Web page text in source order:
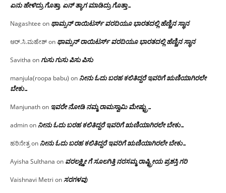
ಏನು ಹೇಳಿದ್ರು ಗೊತ್ತಾ, ಏನ್ ತ್ಯಾಗ ಮಾಡಿದ್ರು ಗೊತ್ತಾ…
Nagashtee on ಥಾಮ್ಸನ್ ರಾಯಿಟರ್ಸ್ ವರದಿಯೂ ಭಾರತದಲ್ಲಿ ಹೆಣ್ಣಿನ ಸ್ಥಾನ‌
ಆರ್.ಸಿ.ಮಹೇಶ್on ಥಾಮ್ಸನ್ ರಾಯಿಟರ್ಸ್ ವರದಿಯೂ ಭಾರತದಲ್ಲಿ ಹೆಣ್ಣಿನ ಸ್ಥಾನ‌
Savitha onಗುಸು ಗುಸು ಪಿಸು ಪಿಸು
manjula(roopa babu) on ನೀನು ಓದು ಬರಹ ಕಲಿತಿದ್ದರೆ ಇವರಿಗೆ ಋಣಿಯಾಗಿರಲೇ
ಬೇಕು…
Manjunathon ಇವರೇ‌ ನೋಡಿ‌ ನಮ್ಮ‌ ರಾಮಸ್ವಾಮಿ ಮೇಷ್ಟ್ರು…
adminon ನೀನು ಓದು ಬರಹ ಕಲಿತಿದ್ದರೆ ಇವರಿಗೆ ಋಣಿಯಾಗಿರಲೇ ಬೇಕು…
ಹರಿನೇತ್ರon ನೀನು ಓದು ಬರಹ ಕಲಿತಿದ್ದರೆ ಇವರಿಗೆ ಋಣಿಯಾಗಿರಲೇ ಬೇಕು…
Ayisha Sulthana on ವರಲಕ್ಷ್ಮೀ ಗೆ ಸೂಲಗಿತ್ತಿ ನರಸಮ್ಮ‌ ರಾಷ್ಟ್ರೀಯ ಪ್ರಶಸ್ತಿ ಗರಿ
Vaishnavi Metri onಸರಗಳವು